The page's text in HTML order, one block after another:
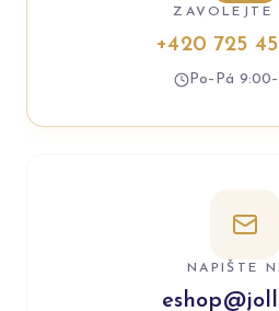
ZAVOLEJTE
+420 725
Po–Pá
NAPIŠTE